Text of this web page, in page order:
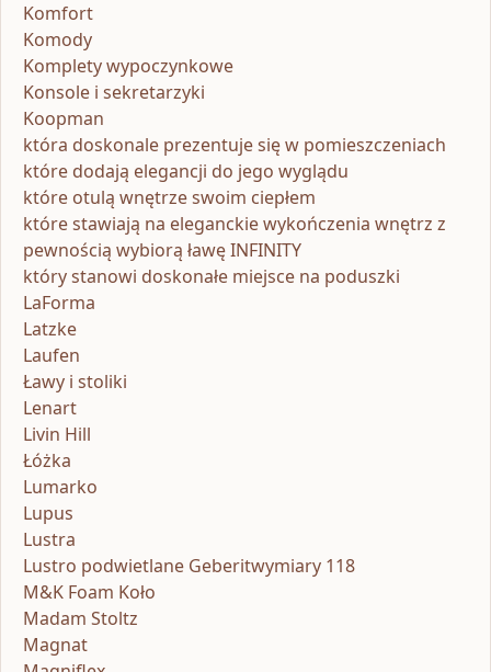
Komfort
Komody
Komplety wypoczynkowe
Konsole i sekretarzyki
Koopman
która doskonale prezentuje się w pomieszczeniach
które dodają elegancji do jego wyglądu
które otulą wnętrze swoim ciepłem
które stawiają na eleganckie wykończenia wnętrz z
pewnością wybiorą ławę INFINITY
który stanowi doskonałe miejsce na poduszki
LaForma
Latzke
Laufen
Ławy i stoliki
Lenart
Livin Hill
Łóżka
Lumarko
Lupus
Lustra
Lustro podwietlane Geberitwymiary 118
M&K Foam Koło
Madam Stoltz
Magnat